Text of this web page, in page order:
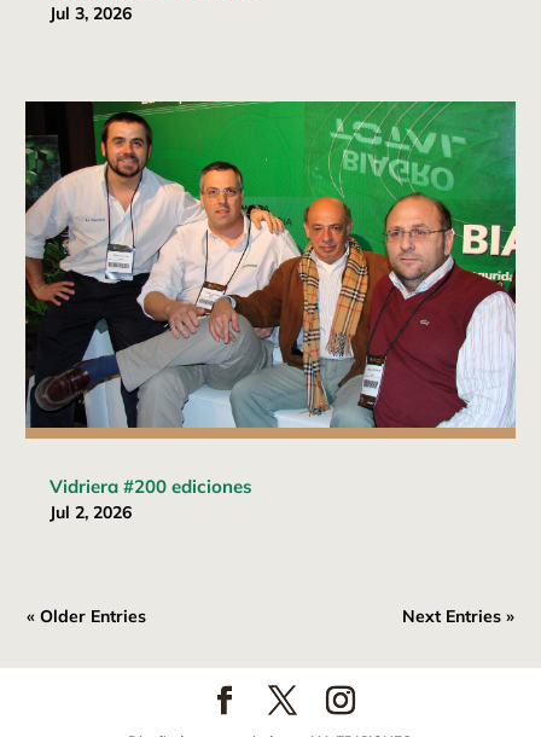
Jul 3, 2026
Vidriera #200 ediciones
Jul 2, 2026
« Older Entries Next Entries »